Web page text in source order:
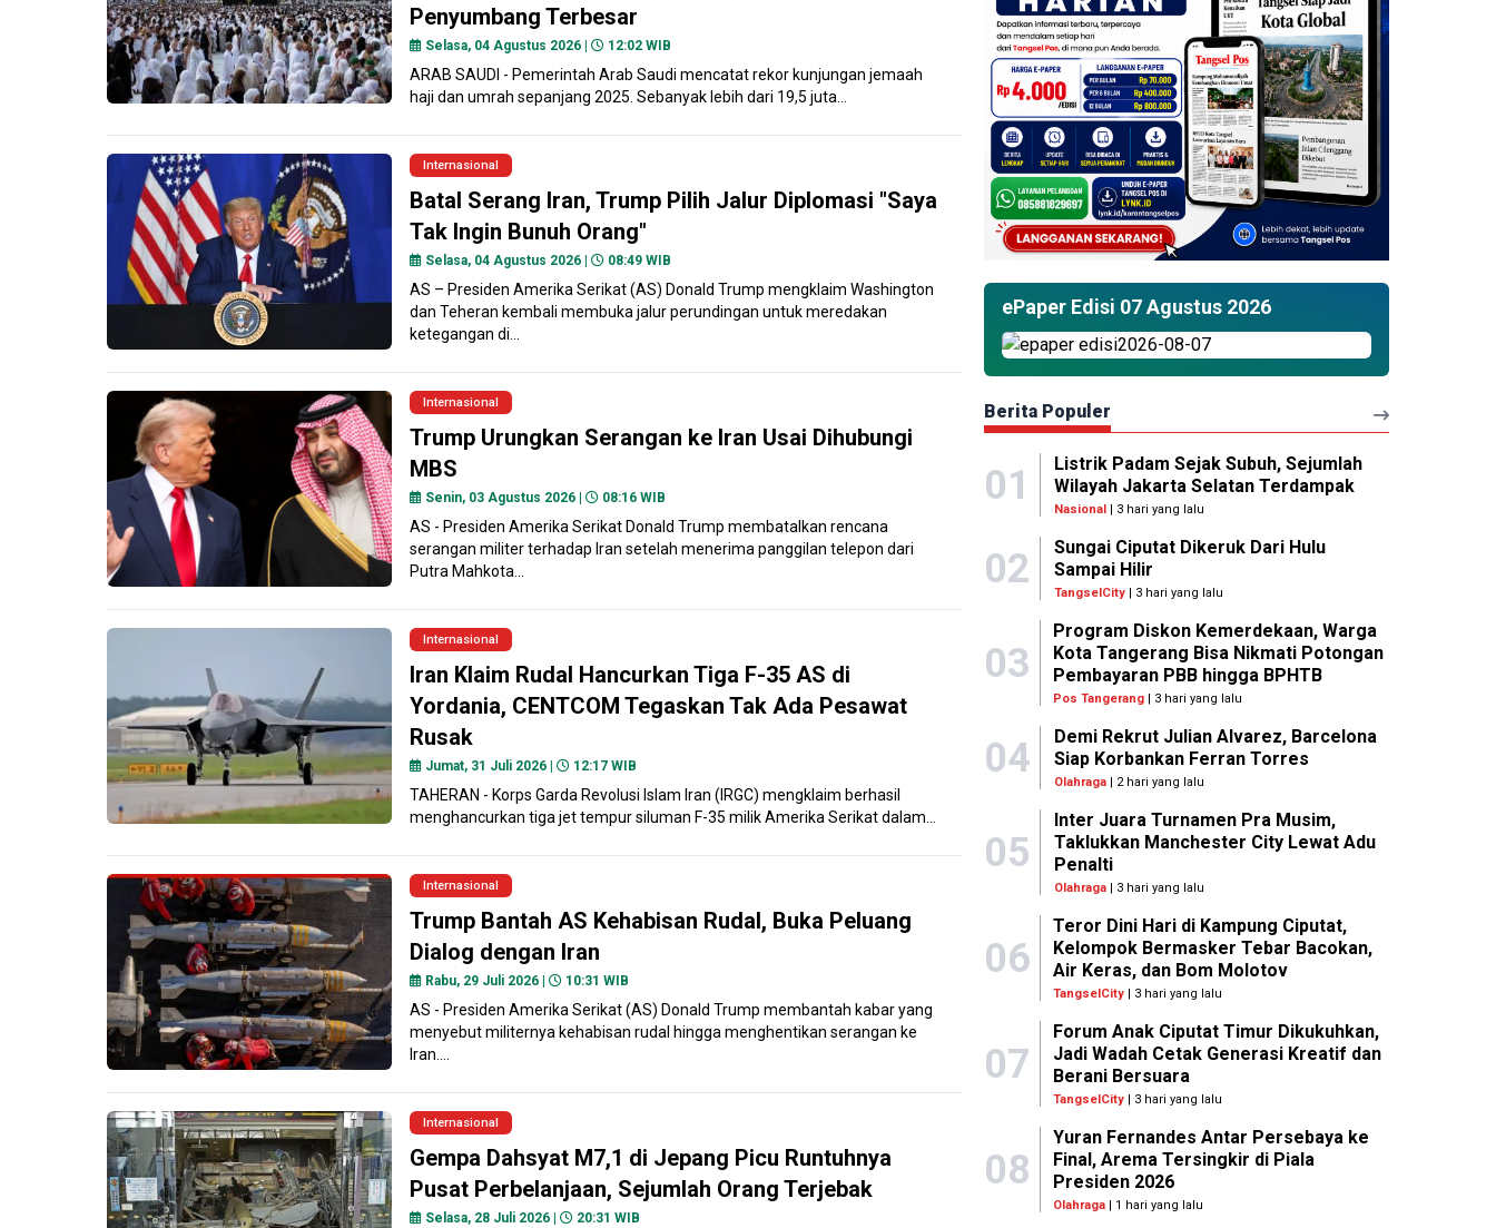
Penyumbang Terbesar
Selasa, 04 Agustus 2026 | 12:02 WIB
ARAB SAUDI - Pemerintah Arab Saudi mencatat rekor kunjungan jemaah
haji dan umrah sepanjang 2025. Sebanyak lebih dari 19,5 juta...
Internasional
Batal Serang Iran, Trump Pilih Jalur Diplomasi "Saya
Tak Ingin Bunuh Orang"
Selasa, 04 Agustus 2026 | 08:49 WIB
AS – Presiden Amerika Serikat (AS) Donald Trump mengklaim Washington
dan Teheran kembali membuka jalur perundingan untuk meredakan
ketegangan di...
Internasional
Trump Urungkan Serangan ke Iran Usai Dihubungi
MBS
Senin, 03 Agustus 2026 | 08:16 WIB
AS - Presiden Amerika Serikat Donald Trump membatalkan rencana
serangan militer terhadap Iran setelah menerima panggilan telepon dari
Putra Mahkota...
Internasional
Iran Klaim Rudal Hancurkan Tiga F-35 AS di
Yordania, CENTCOM Tegaskan Tak Ada Pesawat
Rusak
Jumat, 31 Juli 2026 | 12:17 WIB
TAHERAN - Korps Garda Revolusi Islam Iran (IRGC) mengklaim berhasil
menghancurkan tiga jet tempur siluman F-35 milik Amerika Serikat dalam...
Internasional
Trump Bantah AS Kehabisan Rudal, Buka Peluang
Dialog dengan Iran
Rabu, 29 Juli 2026 | 10:31 WIB
AS - Presiden Amerika Serikat (AS) Donald Trump membantah kabar yang
menyebut militernya kehabisan rudal hingga menghentikan serangan ke
Iran....
Internasional
Gempa Dahsyat M7,1 di Jepang Picu Runtuhnya
Pusat Perbelanjaan, Sejumlah Orang Terjebak
Selasa, 28 Juli 2026 | 20:31 WIB
ePaper Edisi 07 Agustus 2026
Berita Populer
01
Listrik Padam Sejak Subuh, Sejumlah
Wilayah Jakarta Selatan Terdampak
Nasional | 3 hari yang lalu
02
Sungai Ciputat Dikeruk Dari Hulu
Sampai Hilir
TangselCity| 3 hari yang lalu
03
Program Diskon Kemerdekaan, Warga
Kota Tangerang Bisa Nikmati Potongan
Pembayaran PBB hingga BPHTB
Pos Tangerang | 3 hari yang lalu
04
Demi Rekrut Julian Alvarez, Barcelona
Siap Korbankan Ferran Torres
Olahraga| 2 hari yang lalu
05
Inter Juara Turnamen Pra Musim,
Taklukkan Manchester City Lewat Adu
Penalti
Olahraga| 3 hari yang lalu
06
Teror Dini Hari di Kampung Ciputat,
Kelompok Bermasker Tebar Bacokan,
Air Keras, dan Bom Molotov
TangselCity | 3 hari yang lalu
07
Forum Anak Ciputat Timur Dikukuhkan,
Jadi Wadah Cetak Generasi Kreatif dan
Berani Bersuara
TangselCity | 3 hari yang lalu
08
Yuran Fernandes Antar Persebaya ke
Final, Arema Tersingkir di Piala
Presiden 2026
Olahraga | 1 hari yang lalu